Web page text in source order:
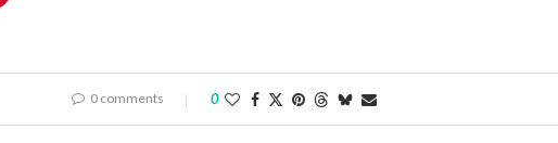
0 comments 0